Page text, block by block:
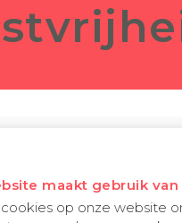
de
zorgt voor zo’n sfeer
maakt gebruik van
op onze website